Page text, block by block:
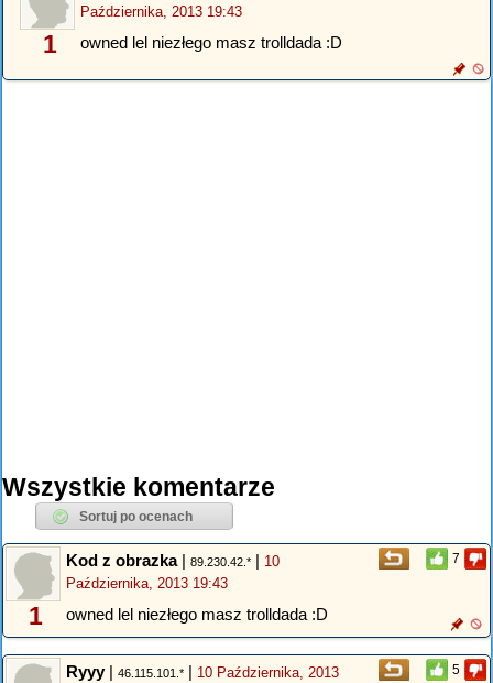
1
Października, 2013 19:43
owned lel niezłego masz trolldada :D
Wszystkie komentarze
7
1
Kod z obrazka| 89.230.42.* | 10
Października, 2013 19:43
owned lel niezłego masz trolldada :D
5
Ryyy| 46.115.101.* | 10 Października, 2013